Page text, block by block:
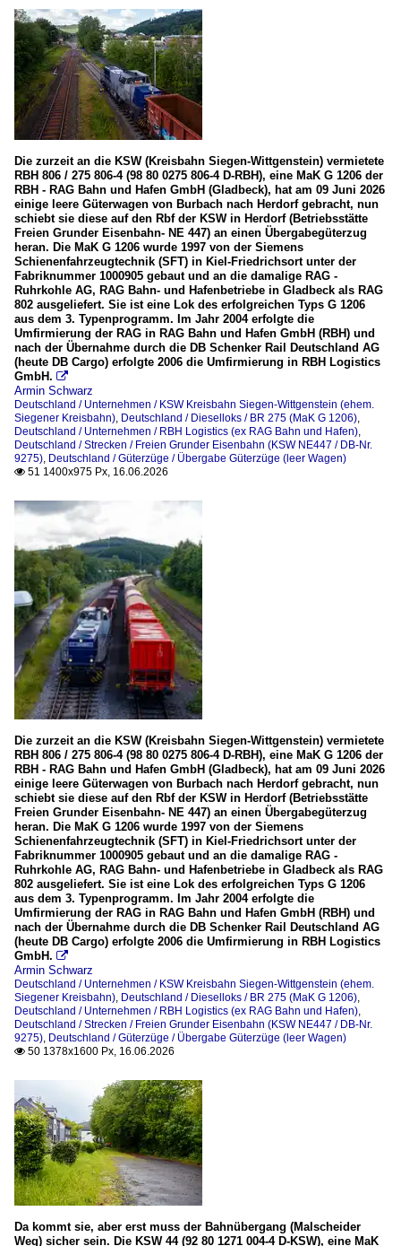
BR 273 (Vossloh G 2000 BB)
BR 275 (MaK G 1206)
BR 276 (MaK G 1204 BB oder G 1206)
BR 277 (MaK G 1700 BB)
MaK G 763 C (BR 0 262)
Dieseltriebzüge
BR 628 / 928
BR 640 (LINT 27)
BR 648 (LINT 41)
BR 795 bis 798 etc. (Uerdinger Schienenbus)
BR 1648 (LINT 41 neue Kopfform)
Güterzüge
Schotterzüge und sonstige Schüttgut-
Übergabe Güterzüge (leer Wagen)
Museumsbahnen und Vereine
Förderverein Schienenbus e.V. Menden
Rangierbahnhöfe (Rbf)
Herdorf (KSW, ex FGE)
RB-, RE-Linien in NRW
RB 96 (Hellertal-Bahn) bei RLP und SL einstellen
RB-, RE-Linien in RLP und SL
RB 96 (Hellertal-Bahn)
Strecken
KBS 462 (Hellertalbahn)
Unternehmen
Bentheimer Eisenbahn AG (BE)
HLB (Hessische Landesbahn)
KSW Kreisbahn Siegen-Wittgenstein (ehem. Siegener
RBH Logistics (ex RAG Bahn und Hafen)
Vulkan-Eifel-Bahn Betriebsges. mbH (VEB)
Unternehmen Hersteller
ZEPPELIN Baumaschinen GmbH
_Bildreportagen
Entgleisung auf der Hellertalbahn am 23.12.22 und ihre
Hochbetrieb in Herdorf bei der Freien Grunder Eisenbahn
_Gleisbaustellen
KBS 462_2025_10_Bf Herdorf
2026
Die zurzeit an die KSW (Kreisbahn Siegen-Wittgenstein) vermietete
RBH 806 / 275 806-4 (98 80 0275 806-4 D-RBH), eine MaK G 1206 der
RBH - RAG Bahn und Hafen GmbH (Gladbeck), hat am 09 Juni 2026
einige leere Güterwagen von Burbach nach Herdorf gebracht, nun
schiebt sie diese auf den Rbf der KSW in Herdorf (Betriebsstätte
Freien Grunder Eisenbahn- NE 447) an einen Übergabegüterzug
heran. Die MaK G 1206 wurde 1997 von der Siemens
Schienenfahrzeugtechnik (SFT) in Kiel-Friedrichsort unter der
Fabriknummer 1000905 gebaut und an die damalige RAG -
Ruhrkohle AG, RAG Bahn- und Hafenbetriebe in Gladbeck als RAG
802 ausgeliefert. Sie ist eine Lok des erfolgreichen Typs G 1206
aus dem 3. Typenprogramm. Im Jahr 2004 erfolgte die
Umfirmierung der RAG in RAG Bahn und Hafen GmbH (RBH) und
nach der Übernahme durch die DB Schenker Rail Deutschland AG
(heute DB Cargo) erfolgte 2006 die Umfirmierung in RBH Logistics
GmbH. 
Armin Schwarz
Deutschland / Unternehmen / KSW Kreisbahn Siegen-Wittgenstein (ehem.
Siegener Kreisbahn), Deutschland / Dieselloks / BR 275 (MaK G 1206),
Deutschland / Unternehmen / RBH Logistics (ex RAG Bahn und Hafen),
Deutschland / Strecken / Freien Grunder Eisenbahn (KSW NE447 / DB-Nr.
9275), Deutschland / Güterzüge / Übergabe Güterzüge (leer Wagen)
 51 1400x975 Px, 16.06.2026
Die zurzeit an die KSW (Kreisbahn Siegen-Wittgenstein) vermietete
RBH 806 / 275 806-4 (98 80 0275 806-4 D-RBH), eine MaK G 1206 der
RBH - RAG Bahn und Hafen GmbH (Gladbeck), hat am 09 Juni 2026
einige leere Güterwagen von Burbach nach Herdorf gebracht, nun
schiebt sie diese auf den Rbf der KSW in Herdorf (Betriebsstätte
Freien Grunder Eisenbahn- NE 447) an einen Übergabegüterzug
heran. Die MaK G 1206 wurde 1997 von der Siemens
Schienenfahrzeugtechnik (SFT) in Kiel-Friedrichsort unter der
Fabriknummer 1000905 gebaut und an die damalige RAG -
Ruhrkohle AG, RAG Bahn- und Hafenbetriebe in Gladbeck als RAG
802 ausgeliefert. Sie ist eine Lok des erfolgreichen Typs G 1206
aus dem 3. Typenprogramm. Im Jahr 2004 erfolgte die
Umfirmierung der RAG in RAG Bahn und Hafen GmbH (RBH) und
nach der Übernahme durch die DB Schenker Rail Deutschland AG
(heute DB Cargo) erfolgte 2006 die Umfirmierung in RBH Logistics
GmbH. 
Armin Schwarz
Deutschland / Unternehmen / KSW Kreisbahn Siegen-Wittgenstein (ehem.
Siegener Kreisbahn) Deutschland / Dieselloks / BR 275 (MaK G 1206)
Deutschland / Unternehmen / RBH Logistics (ex RAG Bahn und Hafen)
Deutschland / Strecken / Freien Grunder Eisenbahn (KSW NE447 / DB-Nr.
9275) Deutschland / Güterzüge / Übergabe Güterzüge (leer Wagen)
 50 1378x1600 Px, 16.06.2026
Da kommt sie, aber erst muss der Bahnübergang (Malscheider
Weg) sicher sein. Die KSW 44 (92 80 1271 004-4 D-KSW), eine MaK